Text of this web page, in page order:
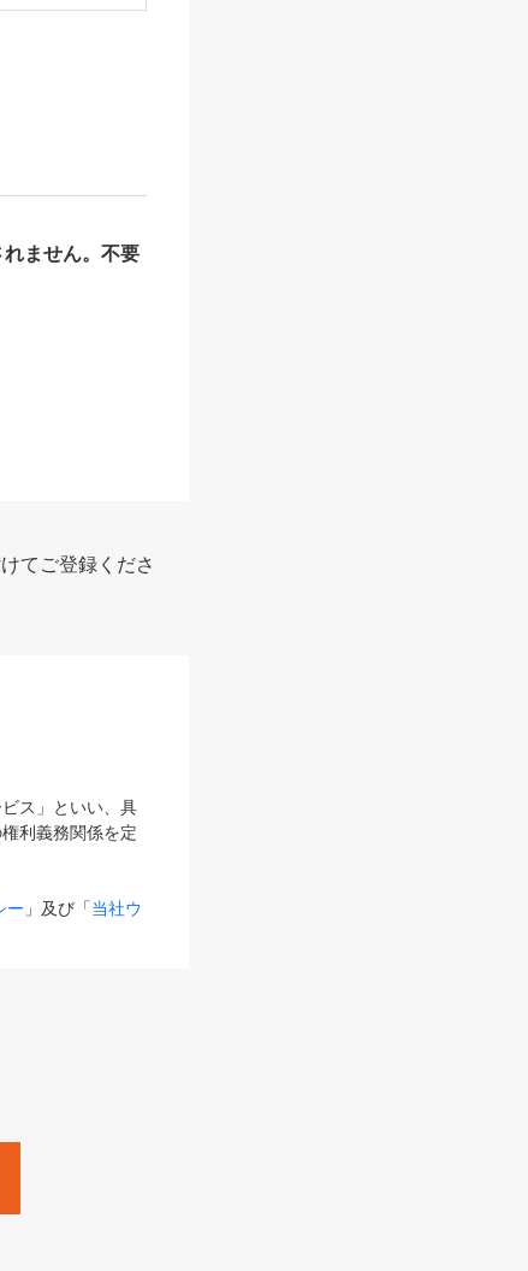
ません。不要
てご登録くださ
ス」といい、具
利義務関係を定
ー 」及び「当社ウ
のサービスを含
」「HRzine」